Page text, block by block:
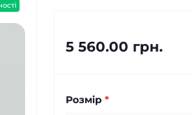
5 560.00 грн.
Розмір *